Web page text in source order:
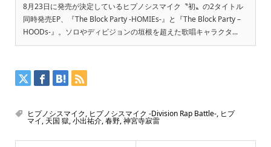
8月23日に発売が決定しているヒプノシスマイク〝初〟の2タイトル
同時発売EP、『The Block Party -HOMIEs-』と『The Block Party –
HOODs-』。ソロやディビジョンの垣根を超えた歌唱キャラクタ...
ヒプノシスマイク, ヒプノシスマイク -Division Rap Battle-, ヒプ
マイ, 天国 獄,小出祐介,春野,神宮寺寂雷